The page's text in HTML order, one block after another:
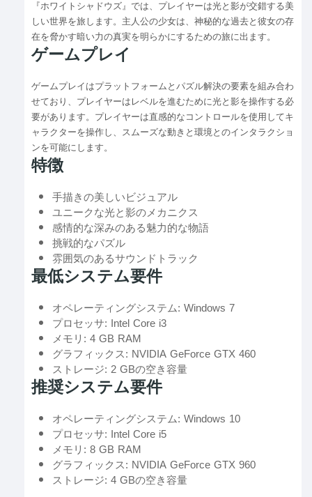
『ホワイトシャドウズ』では、プレイヤーは光と影が交錯する美
しい世界を旅します。主人公の少女は、神秘的な過去と彼女の存
在を脅かす暗い力の真実を明らかにするための旅に出ます。
ゲームプレイ
ゲームプレイはプラットフォームとパズル解決の要素を組み合わ
せており、プレイヤーはレベルを進むために光と影を操作する必
要があります。プレイヤーは直感的なコントロールを使用してキ
ャラクターを操作し、スムーズな動きと環境とのインタラクショ
ンを可能にします。
特徴
手描きの美しいビジュアル
ユニークな光と影のメカニクス
感情的な深みのある魅力的な物語
挑戦的なパズル
雰囲気のあるサウンドトラック
最低システム要件
オペレーティングシステム: Windows 7
プロセッサ: Intel Core i3
メモリ: 4 GB RAM
グラフィックス: NVIDIA GeForce GTX 460
ストレージ: 2 GBの空き容量
推奨システム要件
オペレーティングシステム: Windows 10
プロセッサ: Intel Core i5
メモリ: 8 GB RAM
グラフィックス: NVIDIA GeForce GTX 960
ストレージ: 4 GBの空き容量